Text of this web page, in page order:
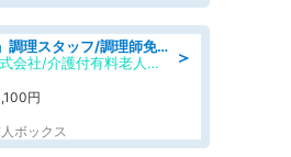
＞
「残業ほぼなし」調理スタッフ/調理師免許必須/正職員/日勤のみ/介護付き有料老人ホーム/社会保障完備
群馬郵便逓送 株式会社/介護付有料老人ホーム ふる里
円
ボックス